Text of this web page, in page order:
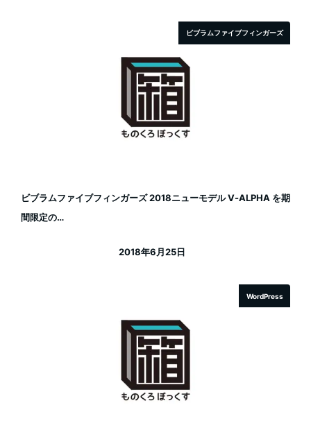
ビブラムファイブフィンガーズ
ビブラムファイブフィンガーズ 2018ニューモデル V-ALPHA を期
間限定の…
2018年6月25日
WordPress